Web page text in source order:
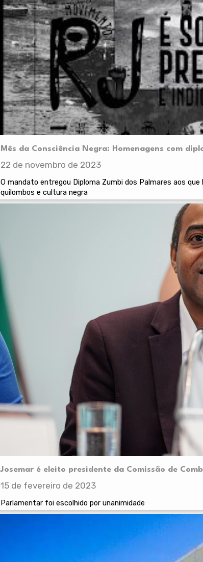
Mês da Consciência Negra: Homenagens com
22 de novembro de 2023
O mandato entregou Diploma Zumbi dos Palmares aos
quilombos e cultura negra
Josemar é eleito presidente da Comissão de
15 de fevereiro de 2023
Parlamentar foi escolhido por unanimidade